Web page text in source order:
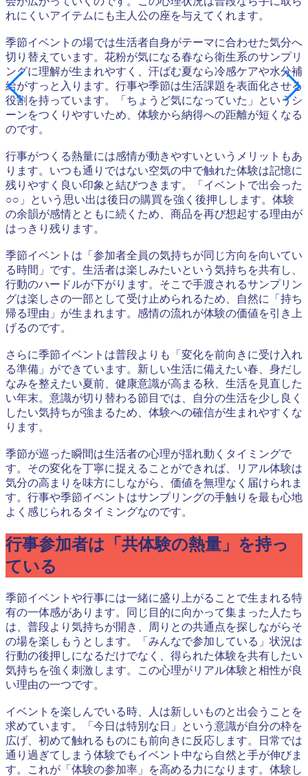
れにくいアイテムにも主人公の座を与えてくれます。
季節イベントの場では生活者自身がテーマに合わせた気分へ
切り替えています。花粉が気になる春なら衛生系のサンプリ
ングに理解が生まれやすく、汗ばむ夏なら冷感ケアや水分補
給がすっと入ります。行事や季節は生活課題を表面化させる
役割を持っています。「ちょうど気になっていた」というシ
ーンをつくりやすいため、体験から納得への距離が短くなる
のです。
行事がつくる熱量には感情が動きやすいというメリットもあ
ります。いつも通りではない空気の中で触れた体験は記憶に
残りやすく良い印象と結びつきます。「イベントで出会った
○○」という思い出は後日の購買を強く後押しします。体験
の余韻が感情とともに続くため、商品を再び想起する理由が
はっきり残ります。
季節イベントは「参加者全員の気持ちが同じ方向を向いてい
る時間」です。生活者は楽しみたいという気持ちを共有し、
行動のハードルが下がります。そこで手渡されるサンプリン
グは楽しさの一部として受け止められるため、自然に「持ち
帰る理由」が生まれます。感情の流れが体験の価値を引き上
げるのです。
さらに季節イベントは普段よりも「変化を前向きに受け入れ
る準備」ができています。新しい生活に備えたい春、身だし
なみを整えたい夏前、健康意識が高まる秋、生活を見直した
い年末。意識が切り替わる節目では、自分の生活を少し良く
したい気持ちが強まるため、体験への確信が生まれやすくな
ります。
季節が巡った瞬間は生活者の心理が揺れ動くタイミングで
す。その変化を丁寧に捉えることができれば、リアル体験は
気分の高まりを味方にしながら、価値を無理なく届けられま
す。行事や季節イベントはサンプリングの手触りを最も心地
よく感じられるタイミングなのです。
行事参加者は「共体験の熱量」を持っ
ている
季節イベントや行事には一緒に盛り上がることで生まれる特
有の一体感があります。同じ目的に向かって集まった人たち
は、普段より気持ちが開き、周りとの共通点を探しながらそ
の場を楽しもうとします。「みんなで参加している」状況は
行動の後押しになるだけでなく、得られた体験を共有したい
気持ちを強く刺激します。この心理がリアル体験と相性が良
い理由の一つです。
イベントを楽しんでいる時、人は新しいものと出会うことを
求めています。「今日は特別な日」という意識が自分の枠を
広げ、初めて触れるものにも前向きに反応します。日常では
通り過ぎてしまう体験でもイベント中なら自然と手が伸びま
す。これが「体験の参加率」を高める力になります。体験し